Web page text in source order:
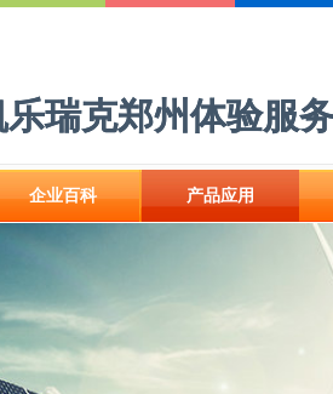
瑞克郑州体验服
瑞克郑州体验服
企业百科 产品应用
企业百科 产品应用